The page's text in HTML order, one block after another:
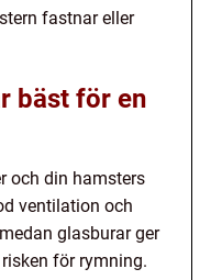
fastnar eller
bäst för en
och din hamsters
ventilation och
glasburar ger
för rymning.